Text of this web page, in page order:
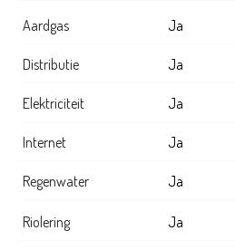
Aardgas Ja
Distributie Ja
Elektriciteit Ja
Internet Ja
Regenwater Ja
Riolering Ja